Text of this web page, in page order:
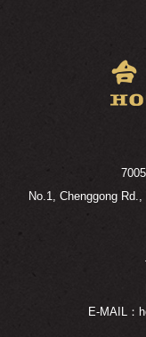
No.1, Chenggong
E-MAIL：